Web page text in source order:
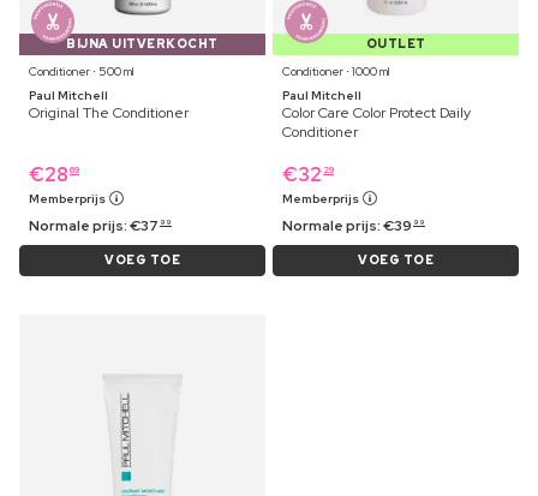
BIJNA UITVERKOCHT
Conditioner ⋅ 500 ml
Paul Mitchell
Original The Conditioner
€28 69
Memberprijs
Normale prijs:€37 99
VOEG TOE
OUTLET
Conditioner ⋅ 1000 ml
Paul Mitchell
Color Care Color Protect Daily
Conditioner
€32 29
Memberprijs
Normale prijs:€39 99
VOEG TOE